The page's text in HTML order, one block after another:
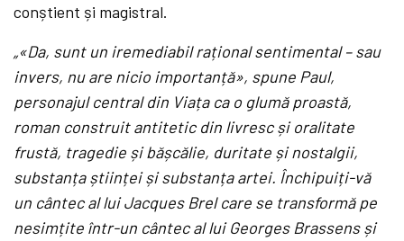
conștient și magistral.
„«Da, sunt un iremediabil rațional sentimental – sau
invers, nu are nicio importanță», spune Paul,
personajul central din Viața ca o glumă proastă,
roman construit antitetic din livresc și oralitate
frustă, tragedie și bășcălie, duritate și nostalgii,
substanța științei și substanța artei. Închipuiți-vă
un cântec al lui Jacques Brel care se transformă pe
nesimțite într-un cântec al lui Georges Brassens și